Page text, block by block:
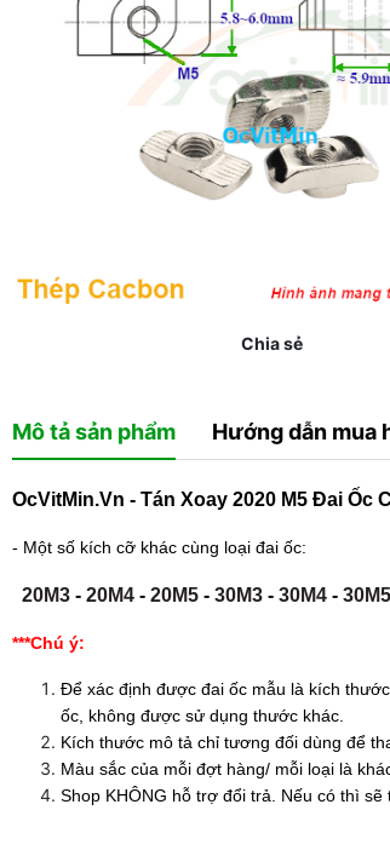
Chia sẻ
Mô tả sản phẩm Hướng dẫn mua
OcVitMin.Vn - Tán Xoay 2020 M5 Đai Ốc
- Một số kích cỡ khác cùng loại đai ốc:
20M3 - 20M4 - 20M5 - 30M3 - 30M4 - 30M5
***Chú ý:
Để xác định được đai ốc mẫu là kích
ốc, không được sử dụng thước khác.
Kích thước mô tả chỉ tương đối dùng để
Màu sắc của mỗi đợt hàng/ mỗi loại là
Shop KHÔNG hỗ trợ đổi trả. Nếu có thì sẽ